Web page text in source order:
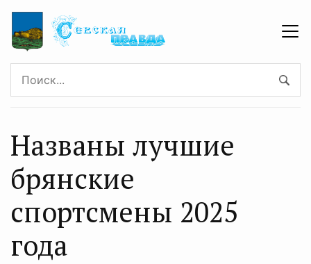
Названы лучшие
брянские
спортсмены 2025
года